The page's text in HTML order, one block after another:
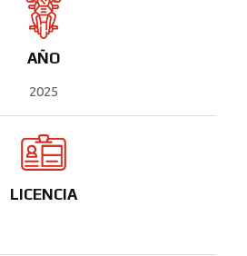
AÑO
2025
LICENCIA